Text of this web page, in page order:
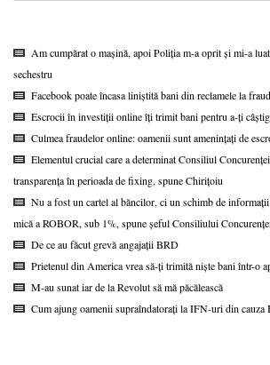
Am cumpărat o mașină, apoi Poliția m-a oprit și mi-a
sechestru
Facebook poate încasa liniștită bani din reclamele la
Escrocii în investiții online îți trimit bani pentru a-ți
Culmea fraudelor online: oamenii sunt amenințați de
Elementul crucial care a determinat Consiliul
transparența în perioada de fixing, spune Chirițoiu
Nu a fost un cartel al băncilor, ci un schimb de informații
mică a ROBOR, sub 1%, spune șeful Consiliului
De ce au făcut grevă angajații BRD
Prietenul din America vrea să-ți trimită niște bani într-o
M-au sunat iar de la Revolut să mă păcălească
Cum ajung oamenii supraîndatorați la IFN-uri din